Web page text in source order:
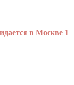
в Москве 1